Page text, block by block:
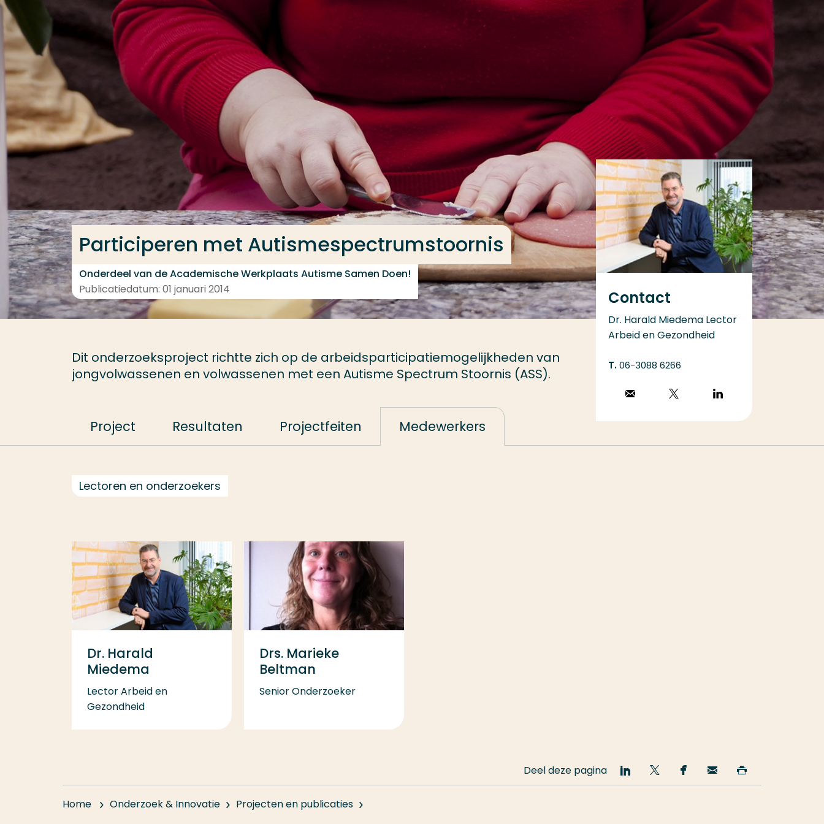
Ga direct naar de content
Participeren met Autismespectrumstoornis
Onderdeel van de Academische Werkplaats Autisme Samen Doen!
Publicatiedatum: 01 januari 2014
Dit onderzoeksproject richtte zich op de arbeidsparticipatiemogelijkheden van
jongvolwassenen en volwassenen met een Autisme Spectrum Stoornis (ASS).
Contact
Dr. Harald Miedema Lector
Arbeid en Gezondheid
06-3088 6266
Stuur een emailVolg op X
LinkedIn
Project Resultaten Projectfeiten Medewerkers
Lectoren en onderzoekers
Dr. Harald
Miedema
Lector Arbeid en
Gezondheid
Drs. Marieke
Beltman
Senior Onderzoeker
Home Onderzoek & Innovatie Projecten en publicaties
Deel deze pagina
Deel
op
Deel
op
Deel
op
Email
deze deze
Veel gezocht
Opleiding
Contact